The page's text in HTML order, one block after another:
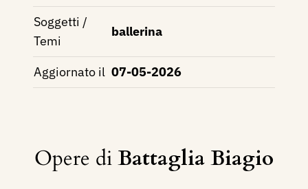
Soggetti /
Temi
ballerina
Aggiornato il 07-05-2026
Opere diBattaglia Biagio